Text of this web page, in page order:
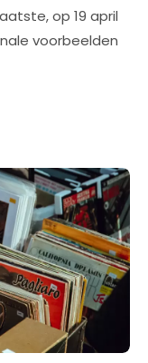
op 19 april
voorbeelden